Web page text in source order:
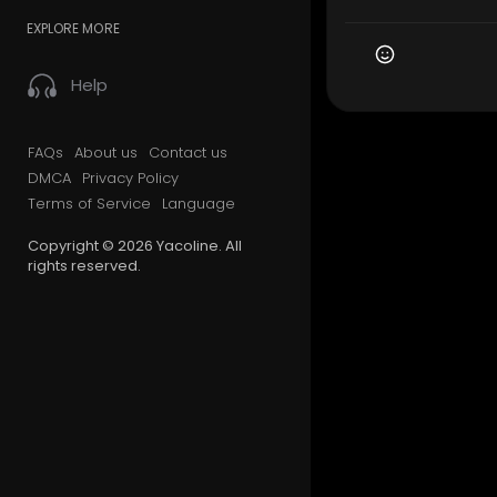
EXPLORE MORE
Help
FAQs About us
Contact us
DMCA Privacy Policy
Terms of Service
Language
Copyright © 2026 Yacoline. All
rights reserved.